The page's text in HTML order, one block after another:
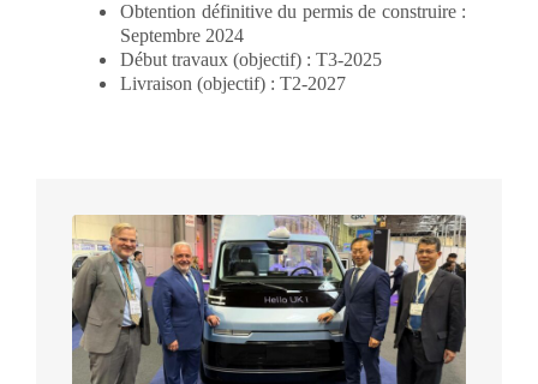
Obtention définitive du permis de construire :
Septembre 2024
Début travaux (objectif) : T3-2025
Livraison (objectif) : T2-2027